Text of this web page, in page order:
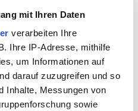
mit Ihren Daten
verarbeiten Ihre
Ihre IP-Adresse, mithilfe
um Informationen auf
darauf zuzugreifen und so
Inhalte, Messungen von
sowie
und Prävention